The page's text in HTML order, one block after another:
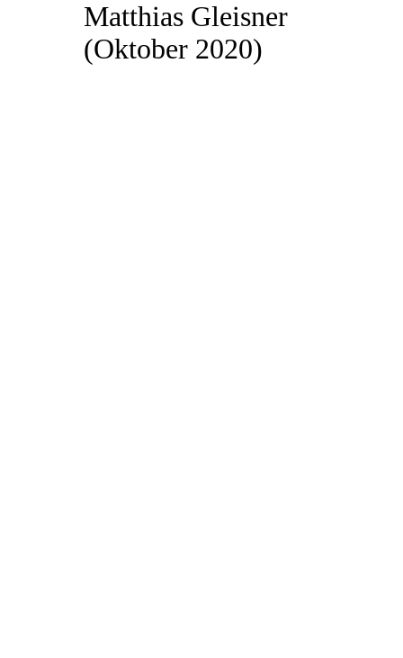
Matthias Gleisner
(Oktober 2020)